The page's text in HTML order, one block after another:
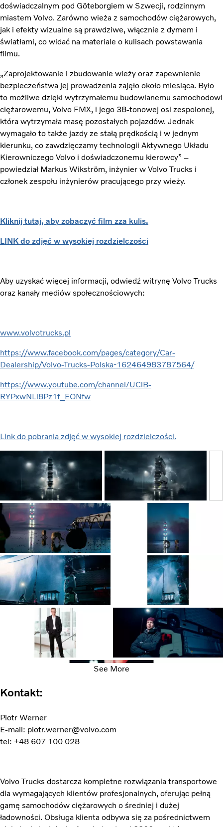
doświadczalnym pod Göteborgiem w Szwecji, rodzinnym
miastem Volvo. Zarówno wieża z samochodów ciężarowych,
jak i efekty wizualne są prawdziwe, włącznie z dymem i
światłami, co widać na materiale o kulisach powstawania
filmu.
„Zaprojektowanie i zbudowanie wieży oraz zapewnienie
bezpieczeństwa jej prowadzenia zajęło około miesiąca. Było
to możliwe dzięki wytrzymałemu budowlanemu samochodowi
ciężarowemu, Volvo FMX, i jego 38-tonowej osi zespolonej,
która wytrzymała masę pozostałych pojazdów. Jednak
wymagało to także jazdy ze stałą prędkością i w jednym
kierunku, co zawdzięczamy technologii Aktywnego Układu
Kierowniczego Volvo i doświadczonemu kierowcy” –
powiedział Markus Wikström, inżynier w Volvo Trucks i
członek zespołu inżynierów pracującego przy wieży.
Kliknij tutaj, aby zobaczyć film zza kulis.
LINK do zdjęć w wysokiej rozdzielczości
Aby uzyskać więcej informacji, odwiedź witrynę Volvo Trucks
oraz kanały mediów społecznościowych:
www.volvotrucks.pl
https://www.facebook.com/pages/category/Car-
Dealership/Volvo-Trucks-Polska-162464983787564/
https://www.youtube.com/channel/UClB-
RYPxwNLl8Pz1f_EONfw
Link do pobrania zdjęć w wysokiej rozdzielczości.
See More
Kontakt:
Piotr Werner
E-mail: piotr.werner@volvo.com
tel: +48 607 100 028
Volvo Trucks dostarcza kompletne rozwiązania transportowe
dla wymagających klientów profesjonalnych, oferując pełną
gamę samochodów ciężarowych o średniej i dużej
ładowności. Obsługa klienta odbywa się za pośrednictwem